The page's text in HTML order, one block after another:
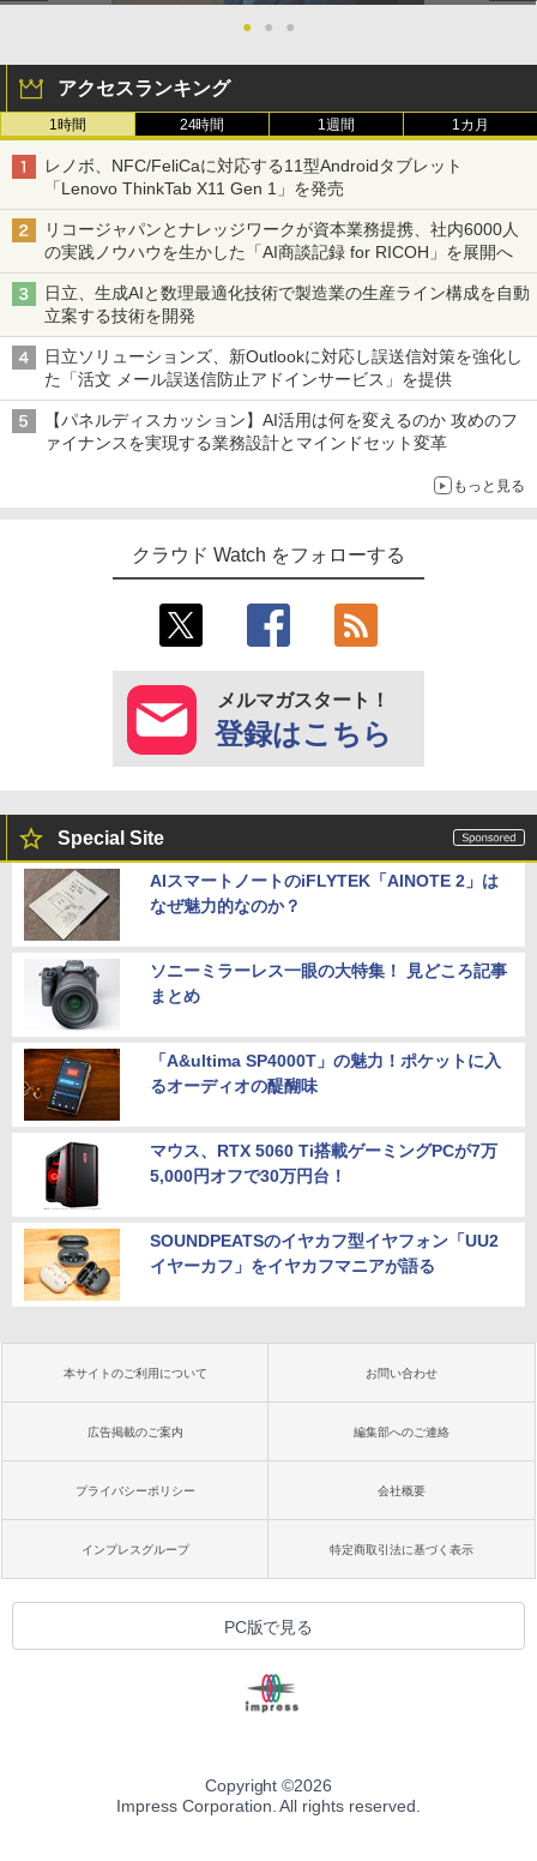
●
● ●
アクセスランキング
1時間 24時間 1週間 1カ月
レノボ、NFC/FeliCaに対応する11型Androidタブレット
「Lenovo ThinkTab X11 Gen 1」を発売
リコージャパンとナレッジワークが資本業務提携、社内6000人
の実践ノウハウを生かした「AI商談記録 for RICOH」を展開へ
日立、生成AIと数理最適化技術で製造業の生産ライン構成を自動
立案する技術を開発
日立ソリューションズ、新Outlookに対応し誤送信対策を強化し
た「活文 メール誤送信防止アドインサービス」を提供
【パネルディスカッション】AI活用は何を変えるのか 攻めのフ
ァイナンスを実現する業務設計とマインドセット変革
もっと見る
クラウド Watch をフォローする
メルマガスタート！
登録はこちら
Special Site
AIスマートノートのiFLYTEK「AINOTE 2」は
なぜ魅力的なのか？
ソニーミラーレス一眼の大特集！ 見どころ記事
まとめ
「A&ultima SP4000T」の魅力！ポケットに入
るオーディオの醍醐味
マウス、RTX 5060 Ti搭載ゲーミングPCが7万
5,000円オフで30万円台！
SOUNDPEATSのイヤカフ型イヤフォン「UU2
イヤーカフ」をイヤカフマニアが語る
本サイトのご利用について お問い合わせ
広告掲載のご案内 編集部へのご連絡
プライバシーポリシー 会社概要
インプレスグループ 特定商取引法に基づく表示
PC版で見る
Copyright ©2026
Impress Corporation. All rights reserved.